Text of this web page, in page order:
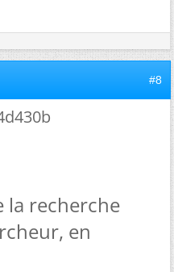
#8
la recherche
en